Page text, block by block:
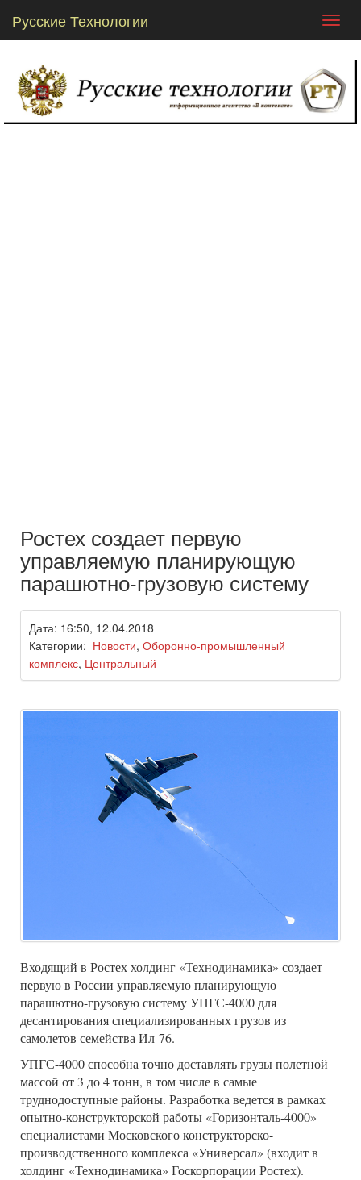
Русские Технологии
Ростех создает первую
управляемую планирующую
парашютно-грузовую систему
Дата: 16:50, 12.04.2018
Категории: Новости, Оборонно-промышленный
комплекс, Центральный
Входящий в Ростех холдинг «Технодинамика» создает
первую в России управляемую планирующую
парашютно-грузовую систему УПГС-4000 для
десантирования специализированных грузов из
самолетов семейства Ил-76.
УПГС-4000 способна точно доставлять грузы полетной
массой от 3 до 4 тонн, в том числе в самые
труднодоступные районы. Разработка ведется в рамках
опытно-конструкторской работы «Горизонталь-4000»
специалистами Московского конструкторско-
производственного комплекса «Универсал» (входит в
холдинг «Технодинамика» Госкорпорации Ростех).